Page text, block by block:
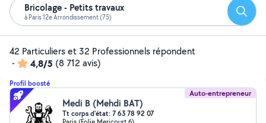
Bricolage - Petits travaux
à Paris 12e Arrondissement (75)
42 Particuliers et 32 Professionnels répondent
-
4,8/5 (8 712 avis)
Profil boosté
Auto-entrepreneur
Medi B (Mehdi BAT)
Tt corps d'état: 7 63 78 92 07